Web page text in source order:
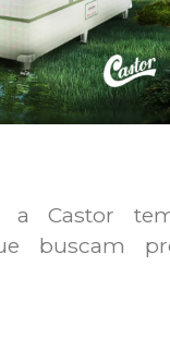
a Castor
buscam